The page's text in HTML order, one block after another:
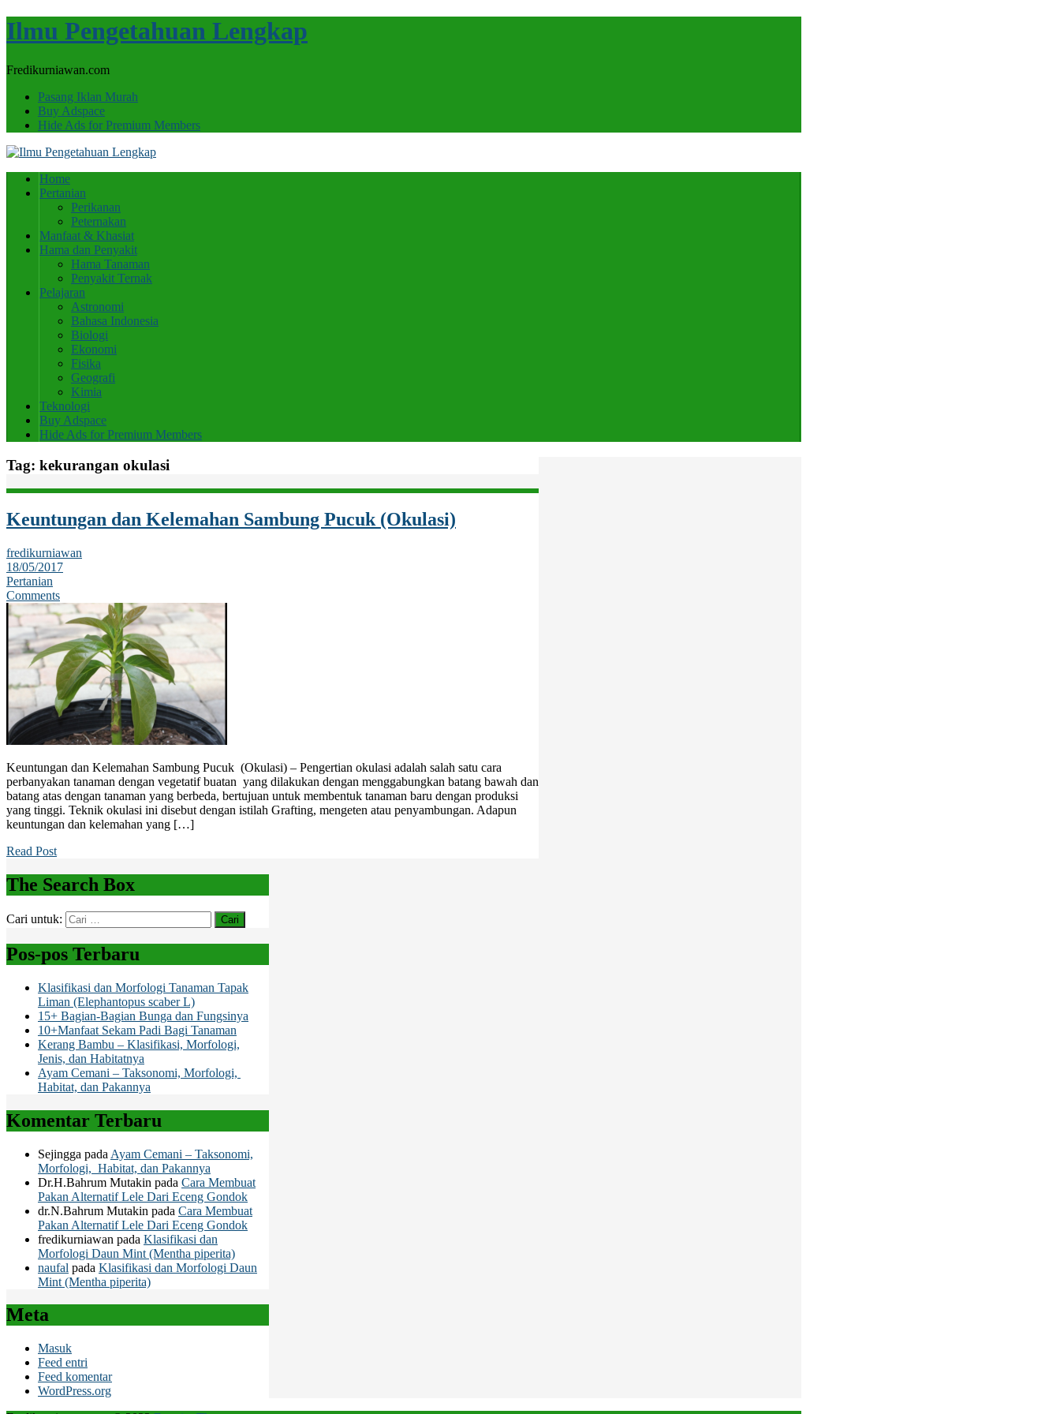
Ilmu Pengetahuan Lengkap
Fredikurniawan.com
Pasang Iklan Murah
Buy Adspace
Hide Ads for Premium Members
Home
Pertanian
Perikanan
Peternakan
Manfaat & Khasiat
Hama dan Penyakit
Hama Tanaman
Penyakit Ternak
Pelajaran
Astronomi
Bahasa Indonesia
Biologi
Ekonomi
Fisika
Geografi
Kimia
Teknologi
Buy Adspace
Hide Ads for Premium Members
Tag: kekurangan okulasi
Keuntungan dan Kelemahan Sambung Pucuk (Okulasi)
fredikurniawan
18/05/2017
Pertanian
Comments
Keuntungan dan Kelemahan Sambung Pucuk (Okulasi) – Pengertian okulasi adalah salah satu cara
perbanyakan tanaman dengan vegetatif buatan yang dilakukan dengan menggabungkan batang bawah dan
batang atas dengan tanaman yang berbeda, bertujuan untuk membentuk tanaman baru dengan produksi
yang tinggi. Teknik okulasi ini disebut dengan istilah Grafting, mengeten atau penyambungan. Adapun
keuntungan dan kelemahan yang […]
Read Post
The Search Box
Cari untuk:
Pos-pos Terbaru
Klasifikasi dan Morfologi Tanaman Tapak
Liman (Elephantopus scaber L)
15+ Bagian-Bagian Bunga dan Fungsinya
10+Manfaat Sekam Padi Bagi Tanaman
Kerang Bambu – Klasifikasi, Morfologi,
Jenis, dan Habitatnya
Ayam Cemani – Taksonomi, Morfologi,
Habitat, dan Pakannya
Komentar Terbaru
Sejingga pada Ayam Cemani – Taksonomi,
Morfologi, Habitat, dan Pakannya
Dr.H.Bahrum Mutakin pada Cara Membuat
Pakan Alternatif Lele Dari Eceng Gondok
dr.N.Bahrum Mutakin pada Cara Membuat
Pakan Alternatif Lele Dari Eceng Gondok
fredikurniawan pada Klasifikasi dan
Morfologi Daun Mint (Mentha piperita)
naufal pada Klasifikasi dan Morfologi Daun
Mint (Mentha piperita)
Meta
Masuk
Feed entri
Feed komentar
WordPress.org